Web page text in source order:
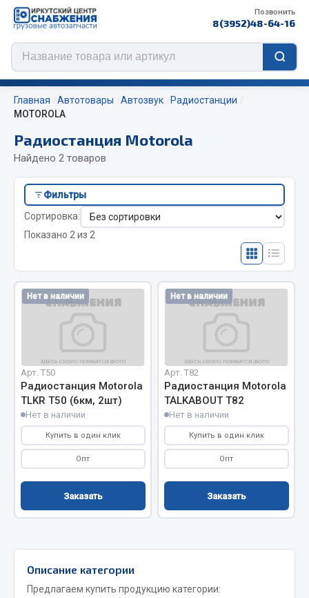
Позвонить
8(3952)48-64-16
Цепи противоскольжения
ЦЕПИ РОССИЯ
ЦЕПИ BOHU (Китай)
Изготовление цепей на колеса BOHU
QITONG
Весь раздел
Жидкостные подогреватели
Отопители салона
Подогреватели тосола
Весь раздел
Автотовары
Автозвук
Аксессуары автомобильные
Аптечки и знаки автомобильные
Брызговики
Главная Автотовары Автозвук
Радиостанции
MOTOROLA
Радиостанция Motorola
Найдено 2 товаров
Фильтры
Сортировка:
Показано 2 из 2
Нет в наличии
Арт. T50
Радиостанция Motorola
TLKR T50 (6км, 2шт)
Нет в наличии
Купить в один клик
Опт
Заказать
Нет в наличии
Арт. T82
Радиостанция Motorola
TALKABOUT T82
Нет в наличии
Купить в один клик
Опт
Заказать
Описание категории
Предлагаем купить продукцию категории: